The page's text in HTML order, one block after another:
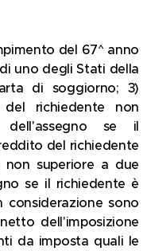
del 67^ anno
uno degli Stati della
di soggiorno; 3)
richiedente non
dell'assegno se il
del richiedente
superiore a due
se il richiedente è
sono
dell'imposizione
da imposta quali le